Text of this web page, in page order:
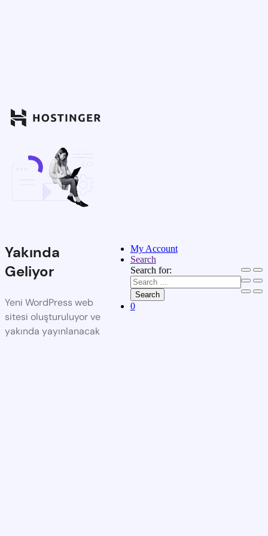
Yakında
Geliyor
Yeni WordPress web
sitesi oluşturuluyor ve
yakında yayınlanacak
My Account
Search
Search for:
Search
0